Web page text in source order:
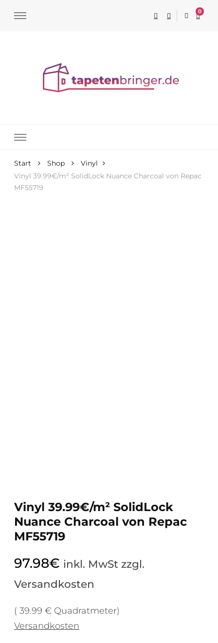
0
Start Shop
Vinyl
Vinyl 39.99€/m² SolidLock Nuance Charcoal von Repac
MF55719
Vinyl 39.99€/m² SolidLock
Nuance Charcoal von Repac
MF55719
97.98€ inkl. MwSt zzgl.
Versandkosten
( 39.99 € Quadratmeter)
Versandkosten